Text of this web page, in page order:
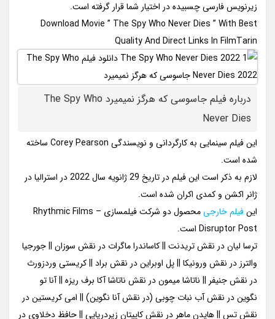
زیرنویس فارسی چسبیده در اختیار شما قرار گرفته است.
Download Movie ” The Spy Who Never Dies ” With Best
Quality And Direct Links In FilmTarin
درباره فیلم جاسوسی که هرگز نمیمیرد The Spy Who
Never Dies
این فیلم سینمایی به کارگردانی و نویسندگی Corey Pearson ساخته
شده است.
لازم به ذکر است این فیلم در تاریخ 29 ژانویه سال 2022 در استرالیا در
ژانر اکشن و کمدی اکران شده است.
اینفیلم خارجی
محصول دو شرکت فیلمسازی Rhythmic Films –
Disruptor Post است.
ترسا لیان در نقش تریدنت || کاساندرا ماگرات در نقش سوزان || جورجیا
والترز در نقش ورونیکا || پل اوبراین در نقش براد || کریستی وردزورث
در نقش جنیفر || ناتاشا میمون در نقش ناتاشا آکا برف ریزه || آنا تو
نگوین در نقش آب نبات چوبی (در نقش آنا نگوین) || امی کریستین در
نقش تس || هایدن ماهر در نقش کاپیتان زیردریایی || حافظ دخلاوی در